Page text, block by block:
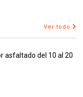
Ver todo
asfaltado del 10 al 20